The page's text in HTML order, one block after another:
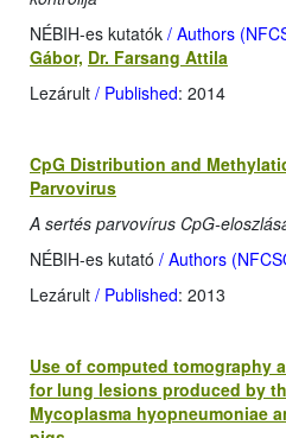
NÉBIH-es kutatók / Authors
Gábor, Dr. Farsang Attila
Lezárult / Published: 2014
CpG Distribution and
Parvovirus
A sertés parvovírus CpG-
NÉBIH-es kutató / Authors
Lezárult / Published: 2013
Use of computed tomography
for lung lesions produced by
Mycoplasma hyopneumoniae